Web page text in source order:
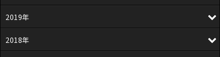
2019年
2018年